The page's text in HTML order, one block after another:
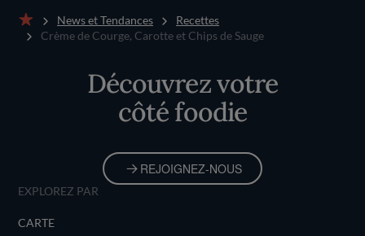
Accueil
News et Tendances
Recettes
Crème de Courge, Carotte et Chips de Sauge
Découvrez votre
côté foodie
REJOIGNEZ-NOUS
EXPLOREZ PAR
CARTE